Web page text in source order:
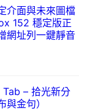
介面與未來圖檔
152 穩定版正
網址列一鍵靜音
– 拾光新分
與金句）